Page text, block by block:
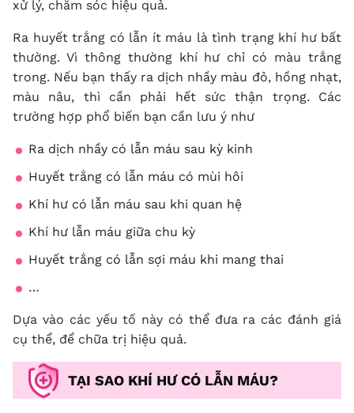
xử lý, chăm sóc hiệu quả.
Ra huyết trắng có lẫn ít máu là tình trạng khí hư bất
thường. Vì thông thường khí hư chỉ có màu trắng
trong. Nếu bạn thấy ra dịch nhầy màu đỏ, hồng nhạt,
màu nâu, thì cần phải hết sức thận trọng. Các
trường hợp phổ biến bạn cần lưu ý như
Ra dịch nhầy có lẫn máu sau kỳ kinh
Huyết trắng có lẫn máu có mùi hôi
Khí hư có lẫn máu sau khi quan hệ
Khí hư lẫn máu giữa chu kỳ
Huyết trắng có lẫn sợi máu khi mang thai
…
Dựa vào các yếu tố này có thể đưa ra các đánh giá
cụ thể, để chữa trị hiệu quả.
TẠI SAO KHÍ HƯ CÓ LẪN MÁU?